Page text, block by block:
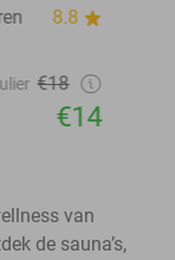
8.8
€18
€14
van
de sauna’s,